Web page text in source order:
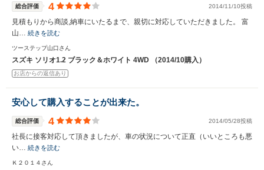
総合評価 4 2014/11/10投稿
見積もりから商談,納車にいたるまで、親切に対応していただきました。 富
山… 続きを読む
ツーステップ山口さん
スズキ ソリオ1.2 ブラック＆ホワイト 4WD （2014/10購入）
お店からの返信あり
安心して購入することが出来た。
総合評価 4 2014/05/28投稿
社長に接客対応して頂きましたが、車の状況について正直（いいところも悪
い… 続きを読む
Ｋ２０１４さん